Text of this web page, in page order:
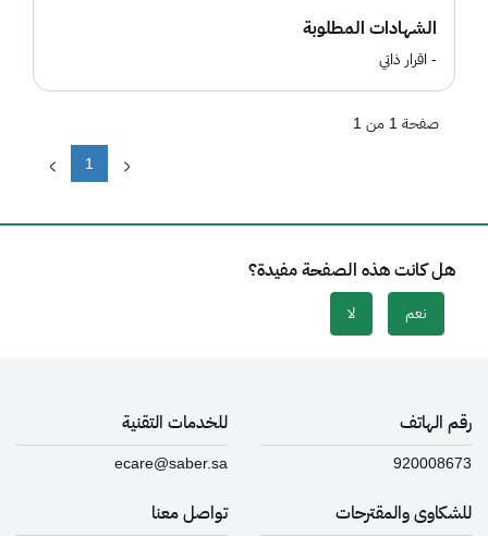
الشهادات المطلوبة
- اقرار ذاتي
1
صفحة 1 من 1
هل كانت هذه الصفحة مفيدة؟
نعم لا
رقم الهاتف
920008673
للخدمات التقنية
ecare@saber.sa
للشكاوى والمقترحات تواصل معنا